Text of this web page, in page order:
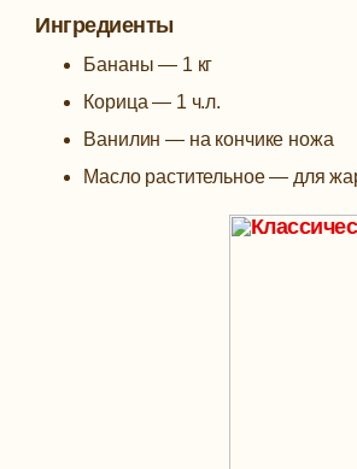
Ингредиенты
Бананы — 1 кг
Корица — 1 ч.л.
Ванилин — на кончике ножа
Масло растительное — для